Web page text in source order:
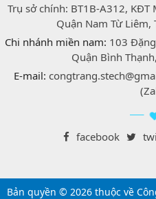
Trụ sở chính: BT1B-A312,
Quận Nam Từ Liêm,
Chi nhánh miền nam: 103
Quận Bình
E-mail:
facebook
Bản quyền © 2026 thuộc về